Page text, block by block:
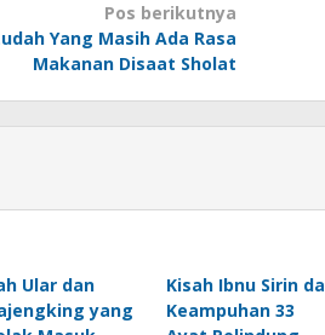
Pos berikutnya
Yang Masih Ada Rasa
Makanan Disaat Sholat
Ular dan
yang
Kisah Ibnu Sirin
Keampuhan 33